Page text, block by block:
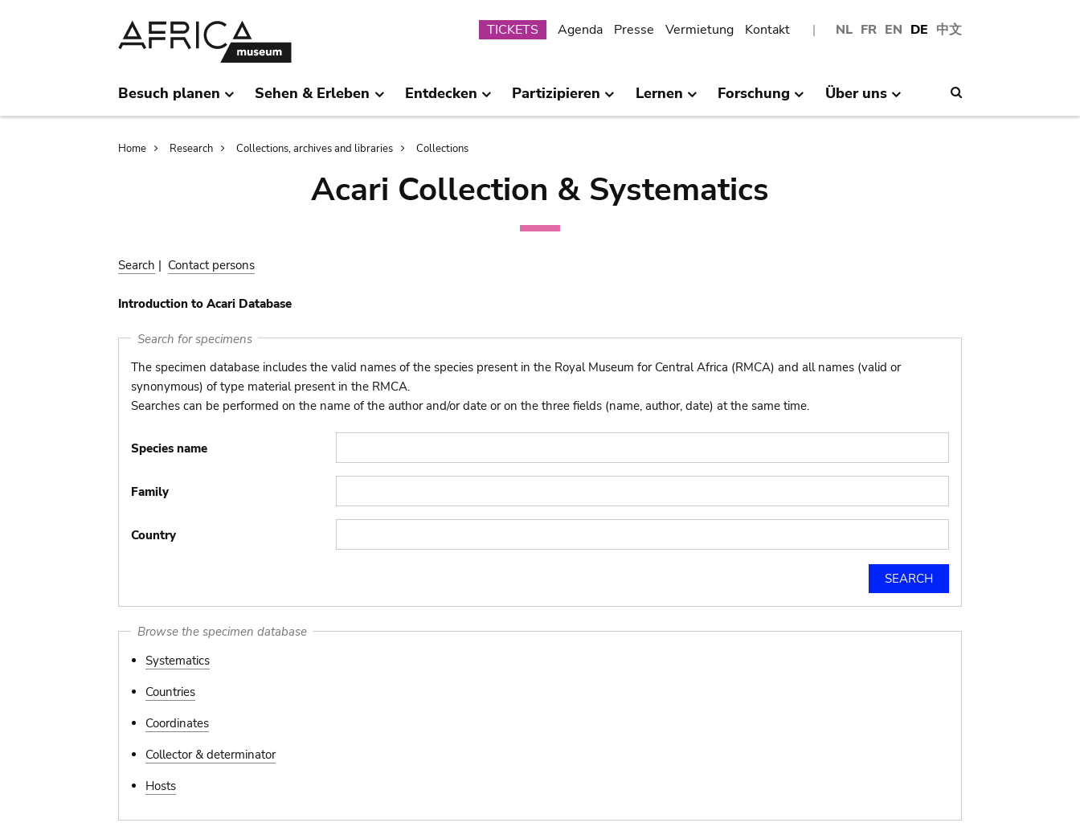
NL FR EN DE 中文
Submenu
TICKETS Agenda Presse Vermietung Kontakt
Besuch planen Sehen & Erleben Entdecken Partizipieren Lernen Forschung Über uns
Breadcrumb
Home Research Collections, archives and libraries Collections
Acari Collection & Systematics
Search | Contact persons
Introduction to Acari Database
Search for specimens
The specimen database includes the valid names of the species present in the Royal Museum for Central Africa (RMCA) and all names (valid or
synonymous) of type material present in the RMCA.
Searches can be performed on the name of the author and/or date or on the three fields (name, author, date) at the same time.
Species name
Family
Country
Browse the specimen database
Systematics
Countries
Coordinates
Collector & determinator
Hosts